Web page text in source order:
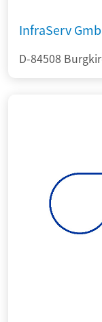
InfraServ
D-84508